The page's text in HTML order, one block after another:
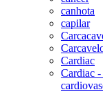
canhota
capilar
Cardiac
Cardiac